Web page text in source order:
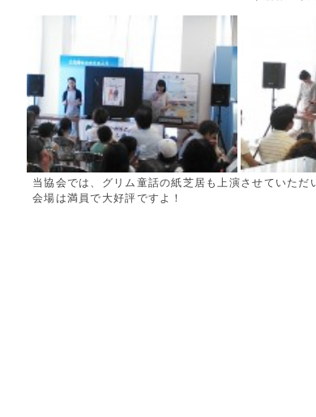
当協会では、グリム童話の紙芝居も上演させていただ
会場は満員で大好評ですよ！